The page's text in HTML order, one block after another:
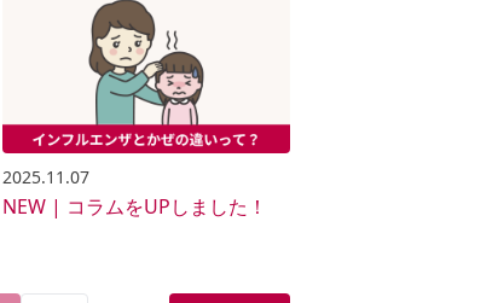
2025.11.07
NEW | コラムをUPしました！